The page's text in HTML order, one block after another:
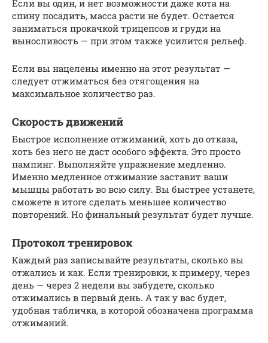
Если вы один, и нет возможности даже кота на
спину посадить, масса расти не будет. Остается
заниматься прокачкой трицепсов и груди на
выносливость — при этом также усилится рельеф.
Если вы нацелены именно на этот результат —
следует отжиматься без отягощения на
максимальное количество раз.
Скорость движений
Быстрое исполнение отжиманий, хоть до отказа,
хоть без него не даст особого эффекта. Это просто
пампинг. Выполняйте упражнение медленно.
Именно медленное отжимание заставит ваши
мышцы работать во всю силу. Вы быстрее устанете,
сможете в итоге сделать меньшее количество
повторений. Но финальный результат будет лучше.
Протокол тренировок
Каждый раз записывайте результаты, сколько вы
отжались и как. Если тренировки, к примеру, через
день — через 2 недели вы забудете, сколько
отжимались в первый день. А так у вас будет,
удобная табличка, в которой обозначена программа
отжиманий.